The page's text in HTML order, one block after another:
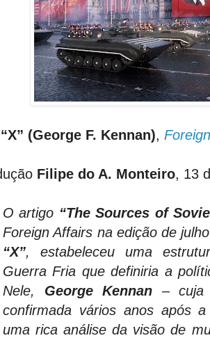
“X” (George F. Kennan),
Filipe do A. Monteiro, 13
O artigo “The Sources of
Foreign Affairs na edição de
“X”, estabeleceu uma
Guerra Fria que definiria a
Nele, George Kennan – cuja
confirmada vários anos após
uma rica análise da visão de